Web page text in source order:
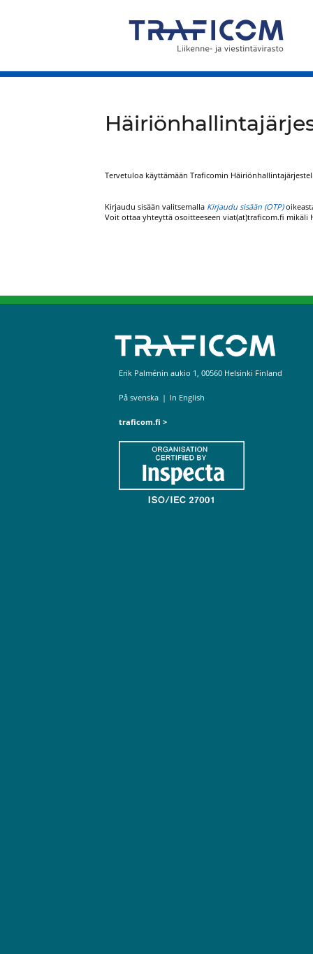
Tervetuloa käyttämään Traficomin
Kirjaudu sisään valitsemalla Kirjaudu sisään (OTP)
Voit ottaa yhteyttä osoitteeseen viat(at)traficom.fi
Erik Palménin aukio 1, 00560 Helsinki Finland
På svenska | In English
traficom.fi >